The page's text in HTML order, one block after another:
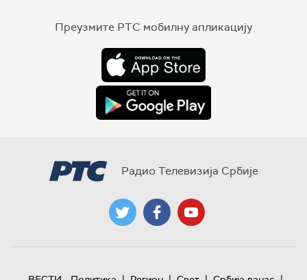
Преузмите РТС мобилну апликацију
Радио Телевизија Србије